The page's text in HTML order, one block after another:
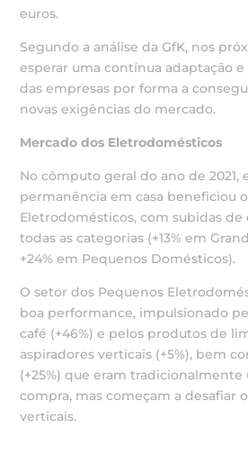
euros.
Segundo a análise da GfK, nos
esperar uma contínua adaptação
das empresas por forma a
novas exigências do mercado.
Mercado dos Eletrodomésticos
No cômputo geral do ano de 2021,
permanência em casa beneficiou
Eletrodomésticos, com subidas
todas as categorias (+13% em
+24% em Pequenos Domésticos).
O setor dos Pequenos
boa performance, impulsionado
café (+46%) e pelos produtos de
aspiradores verticais (+5%), bem
(+25%) que eram tradicionalmente
compra, mas começam a desafiar
verticais.